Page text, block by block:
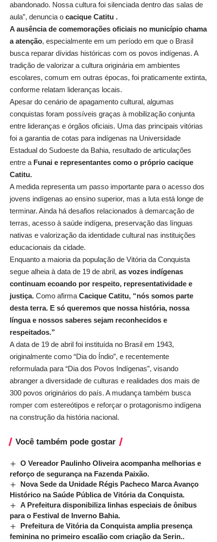
abandonado. Nossa cultura foi silenciada dentro das salas de
aula”, denuncia o cacique Catitu .
A ausência de comemorações oficiais no município chama
a atenção, especialmente em um período em que o Brasil
busca reparar dívidas históricas com os povos indígenas. A
tradição de valorizar a cultura originária em ambientes
escolares, comum em outras épocas, foi praticamente extinta,
conforme relatam lideranças locais.
Apesar do cenário de apagamento cultural, algumas
conquistas foram possíveis graças à mobilização conjunta
entre lideranças e órgãos oficiais. Uma das principais vitórias
foi a garantia de cotas para indígenas na Universidade
Estadual do Sudoeste da Bahia, resultado de articulações
entre a Funai e representantes como o próprio cacique
Catitu.
A medida representa um passo importante para o acesso dos
jovens indígenas ao ensino superior, mas a luta está longe de
terminar. Ainda há desafios relacionados à demarcação de
terras, acesso à saúde indígena, preservação das línguas
nativas e valorização da identidade cultural nas instituições
educacionais da cidade.
Enquanto a maioria da população de Vitória da Conquista
segue alheia à data de 19 de abril, as vozes indígenas
continuam ecoando por respeito, representatividade e
justiça. Como afirma Cacique Catitu, “nós somos parte
desta terra. E só queremos que nossa história, nossa
língua e nossos saberes sejam reconhecidos e
respeitados.”
A data de 19 de abril foi instituída no Brasil em 1943,
originalmente como “Dia do Índio”, e recentemente
reformulada para “Dia dos Povos Indígenas”, visando
abranger a diversidade de culturas e realidades dos mais de
300 povos originários do país. A mudança também busca
romper com estereótipos e reforçar o protagonismo indígena
na construção da história nacional.
Você também pode gostar
O Vereador Paulinho Oliveira acompanha melhorias e
reforço de segurança na Fazenda Paixão.
Nova Sede da Unidade Régis Pacheco Marca Avanço
Histórico na Saúde Pública de Vitória da Conquista.
A Prefeitura disponibiliza linhas especiais de ônibus
para o Festival de Inverno Bahia.
Prefeitura de Vitória da Conquista amplia presença
feminina no primeiro escalão com criação da Serin..